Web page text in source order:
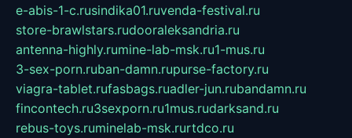
e-abis-1-c.rusindika01.ruvenda-festival.ru
store-brawlstars.rudooraleksandria.ru
antenna-highly.rumine-lab-msk.ru1-mus.ru
3-sex-porn.ruban-damn.rupurse-factory.ru
viagra-tablet.rufasbags.ruadler-jun.rubandamn.ru
fincontech.ru3sexporn.ru1mus.rudarksand.ru
rebus-toys.ruminelab-msk.rurtdco.ru